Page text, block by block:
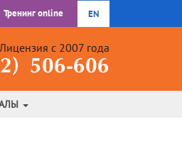
Тренингonline EN
Лицензия с 2007 года
506-606